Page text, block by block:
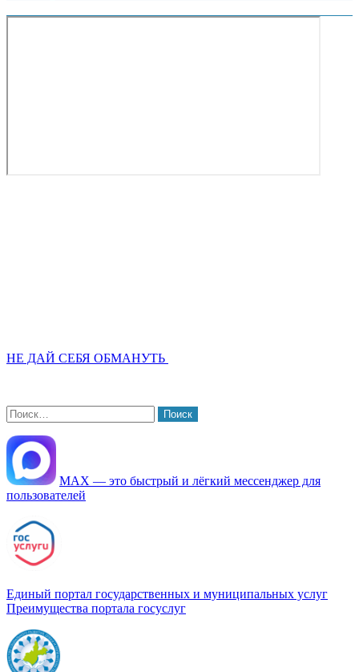
НЕ ДАЙ СЕБЯ ОБМАНУТЬ
Найти:
МАХ — это быстрый и лёгкий мессенджер для
пользователей
Единый портал государственных и муниципальных услуг
Преимущества портала госуслуг